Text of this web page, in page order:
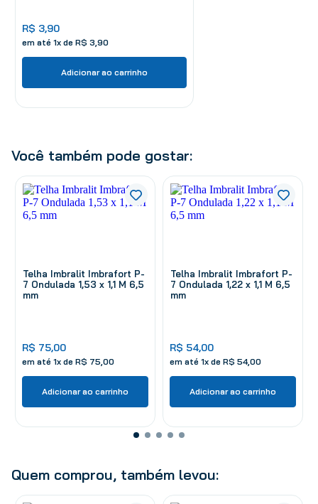
R$ 3,90
em até 1x de R$ 3,90
Adicionar ao carrinho
Você também pode gostar:
Telha Imbralit Imbrafort P-
7 Ondulada 1,53 x 1,1 M 6,5
mm
R$ 75,00
em até 1x de R$ 75,00
Adicionar ao carrinho
Telha Imbralit Imbrafort P-
7 Ondulada 1,22 x 1,1 M 6,5
mm
R$ 54,00
em até 1x de R$ 54,00
Adicionar ao carrinho
Quem comprou, também levou: